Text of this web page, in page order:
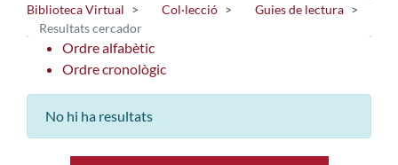
Biblioteca Virtual Col·lecció
Guies de lectura
Resultats cercador
Ordre alfabètic
Ordre cronològic
No hi ha resultats